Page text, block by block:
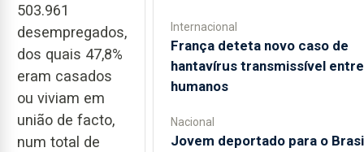
503.961
desempregados,
dos quais 47,8%
eram casados
ou viviam em
união de facto,
num total de
Internacional
França deteta novo caso de
hantavírus transmissível entre
humanos
Nacional
Jovem deportado para o